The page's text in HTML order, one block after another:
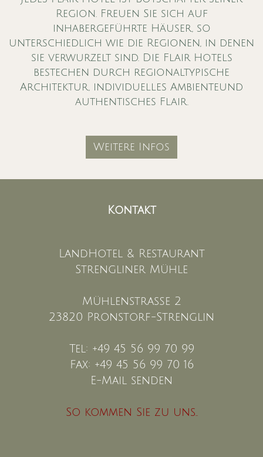
Region. Freuen Sie sich auf
inhabergeführte Häuser, so
unterschiedlich wie die Regionen, in denen
sie verwurzelt sind. Die Flair Hotels
bestechen durch regionaltypische
Architektur, individuelles Ambienteund
authentisches Flair.
Weitere Infos
Kontakt
LandHotel & Restaurant
Strengliner Mühle
Mühlenstraße 2
23820 Pronstorf-Strenglin
Tel: +49 45 56 99 70 99
Fax: +49 45 56 99 70 16
E-Mail senden
So kommen Sie zu uns..